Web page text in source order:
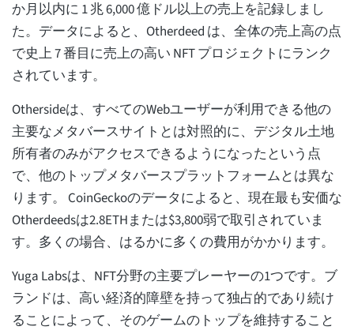
か月以内に 1 兆 6,000 億ドル以上の売上を記録しまし
た。データによると、Otherdeed は、全体の売上高の点
で史上 7 番目に売上の高い NFT プロジェクトにランク
されています。
Othersideは、すべてのWebユーザーが利用できる他の
主要なメタバースサイトとは対照的に、デジタル土地
所有者のみがアクセスできるようになったという点
で、他のトップメタバースプラットフォームとは異な
ります。 CoinGeckoのデータによると、現在最も安価な
Otherdeedsは2.8ETHまたは$3,800弱で取引されていま
す。多くの場合、はるかに多くの費用がかかります。
Yuga Labsは、NFT分野の主要プレーヤーの1つです。ブ
ランドは、高い経済的障壁を持って独占的であり続け
ることによって、そのゲームのトップを維持すること